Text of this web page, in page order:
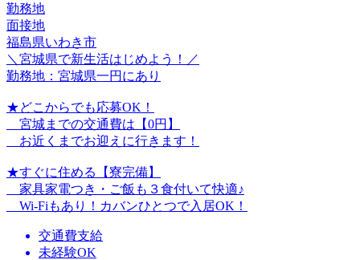
勤務地
面接地
福島県いわき市
＼宮城県で新生活はじめよう！／
勤務地：宮城県一円にあり
★どこからでも応募OK！
宮城までの交通費は【0円】
お近くまでお迎えに行きます！
★すぐに住める【寮完備】
家具家電つき・ご飯も３食付いて快適♪
Wi-Fiもあり！カバンひとつで入居OK！
交通費支給
未経験OK